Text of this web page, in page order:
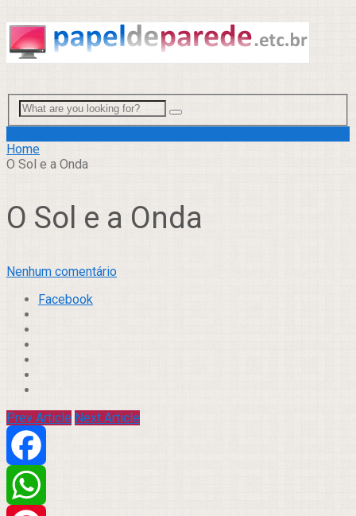
Home
O Sol e a Onda
O Sol e a Onda
Nenhum comentário
Facebook
Prev Article Next Article
Facebook